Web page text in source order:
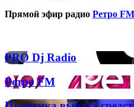
Прямой эфир радио Ретро FM
PRO
Dj
Radio
PRO Dj Radio
Ретро
FM
Ретро FM
Политика